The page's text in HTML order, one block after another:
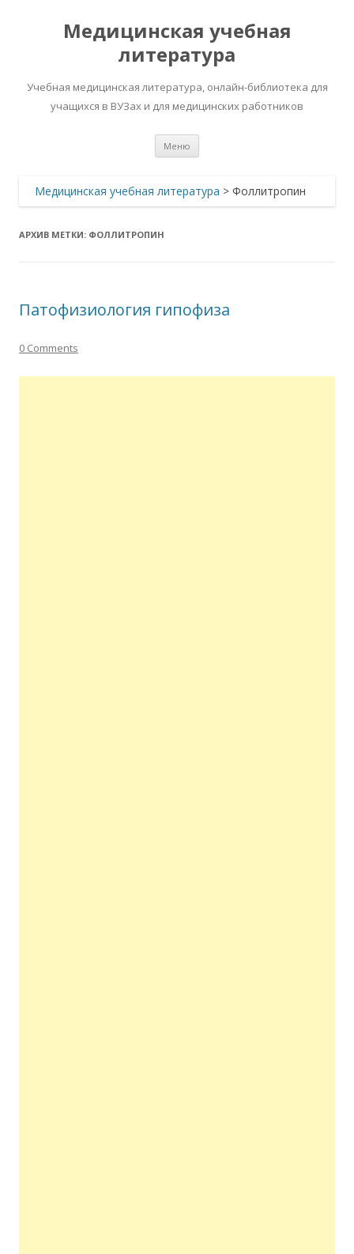
Медицинская учебная
литература
Учебная медицинская литература, онлайн-библиотека для
учащихся в ВУЗах и для медицинских работников
Меню
Медицинская учебная литература > Фоллитропин
АРХИВ МЕТКИ: ФОЛЛИТРОПИН
Патофизиология гипофиза
0 Comments